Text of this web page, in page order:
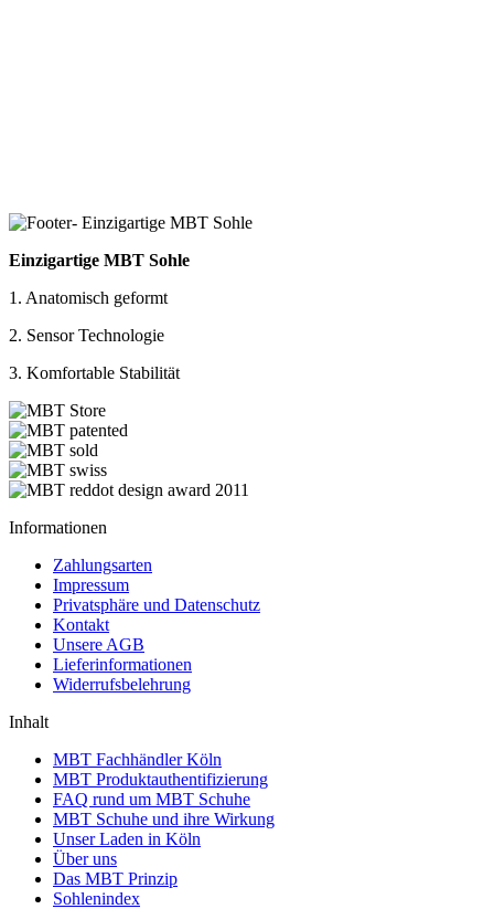
Einzigartige MBT Sohle
1. Anatomisch geformt
2. Sensor Technologie
3. Komfortable Stabilität
Informationen
Zahlungsarten
Impressum
Privatsphäre und Datenschutz
Kontakt
Unsere AGB
Lieferinformationen
Widerrufsbelehrung
Inhalt
MBT Fachhändler Köln
MBT Produktauthentifizierung
FAQ rund um MBT Schuhe
MBT Schuhe und ihre Wirkung
Unser Laden in Köln
Über uns
Das MBT Prinzip
Sohlenindex